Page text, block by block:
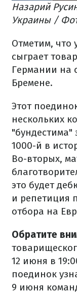
Назарий
Украины /
Отметим, что
сыграет
Германии на
Бремене.
Этот
нескольких
"бундестима"
1000-й в
Во-вторых,
это будет
и репетиция
отбора на
Обратите
12 июня в
поединок
9 июня